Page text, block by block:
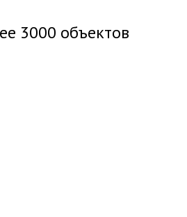
3000 объектов